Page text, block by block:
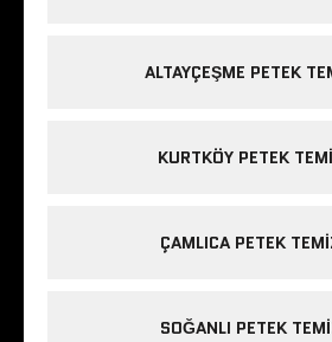
ALTAYÇEŞME PETEK
KURTKÖY PETEK
ÇAMLICA PETEK
SOĞANLI PETEK